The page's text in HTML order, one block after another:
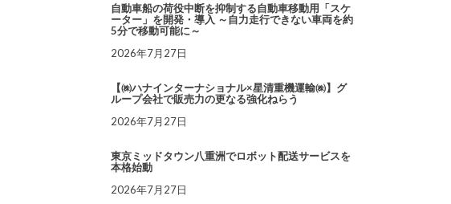
自動車船の荷役中断を抑制する自動車移動用「スケ
ーター」を開発・導入 ～自力走行できない車両を約
5分で移動可能に～
2026年7月27日
【㈱ハナインターナショナル×星清重機運輸㈱】グ
ループ会社で販売力の更なる強化ねらう
2026年7月27日
東京ミッドタウン八重洲でロボット配送サービスを
本格始動
2026年7月27日